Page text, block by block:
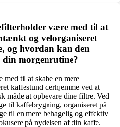
være med til at
og velorganiseret
og hvordan kan den
morgenrutine?
til at skabe en mere
kaffestund derhjemme ved at
måde at opbevare dine filtre. Ved
til kaffebrygning, organiseret på
til en mere behagelig og effektiv
på nydelsen af din kaffe.